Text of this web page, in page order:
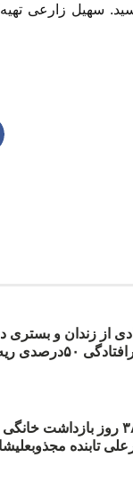
۳۰ دقیقه به فروش رسید.
از زندان و بستری
۵۰درصدی ریه مصطفی دانشجو
۳۸۹ روز بازداشت
تابنده